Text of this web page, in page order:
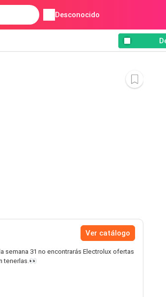
Desconocido
Ver catálogo
semana 31 no encontrarás Electrolux ofertas
tenerlas.👀